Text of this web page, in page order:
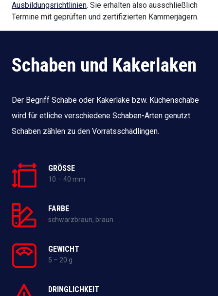
Ausbildungsrichtlinien. Sie erhalten also ausschließlich
Termine mit geprüften und zertifizierten Kammerjägern.
Schaben und Kakerlaken
Der Begriff Schabe oder Kakerlake bzw. Küchenschabe
wird für etliche verschiedene Schaben-Arten genutzt.
Schaben zählen zu den Vorratsschädlingen.
GRÖSSE
10 – 40 mm
FARBE
schwarzbraun, braun
GEWICHT
5 – 20 g
DRINGLICHKEIT